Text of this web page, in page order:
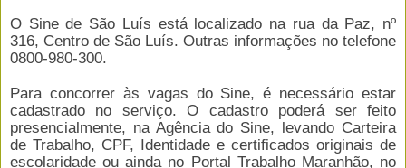
O Sine de São Luís está localizado na rua da Paz, nº
316, Centro de São Luís. Outras informações no telefone
0800-980-300.
Para concorrer às vagas do Sine, é necessário estar
cadastrado no serviço. O cadastro poderá ser feito
presencialmente, na Agência do Sine, levando Carteira
de Trabalho, CPF, Identidade e certificados originais de
escolaridade ou ainda no Portal Trabalho Maranhão, no